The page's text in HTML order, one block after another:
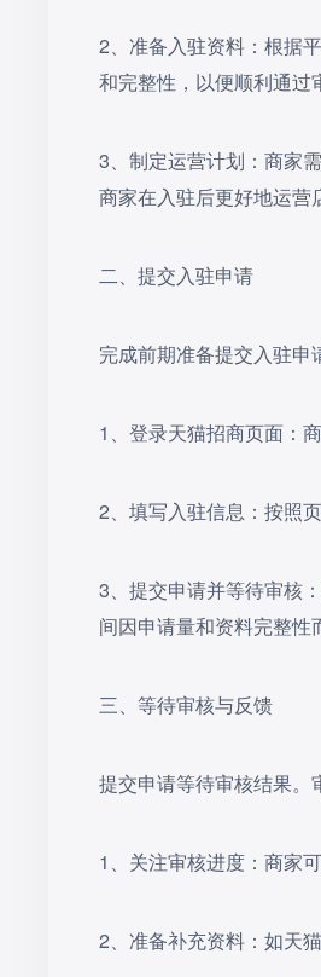
2‌、准备入驻资料‌：根据
和完整性，以便顺利通过
‌3、制定运营计划‌：商家
商家在入驻后更好地运营
二、提交入驻申请
完成前期准备提交入驻申
‌1、登录天猫招商页面‌：
2‌、填写入驻信息‌：按照
3‌、提交申请并等待审核‌
间因申请量和资料完整性
三、等待审核与反馈
提交申请等待审核结果。
‌1、关注审核进度‌：商家
‌2、准备补充资料‌：如天